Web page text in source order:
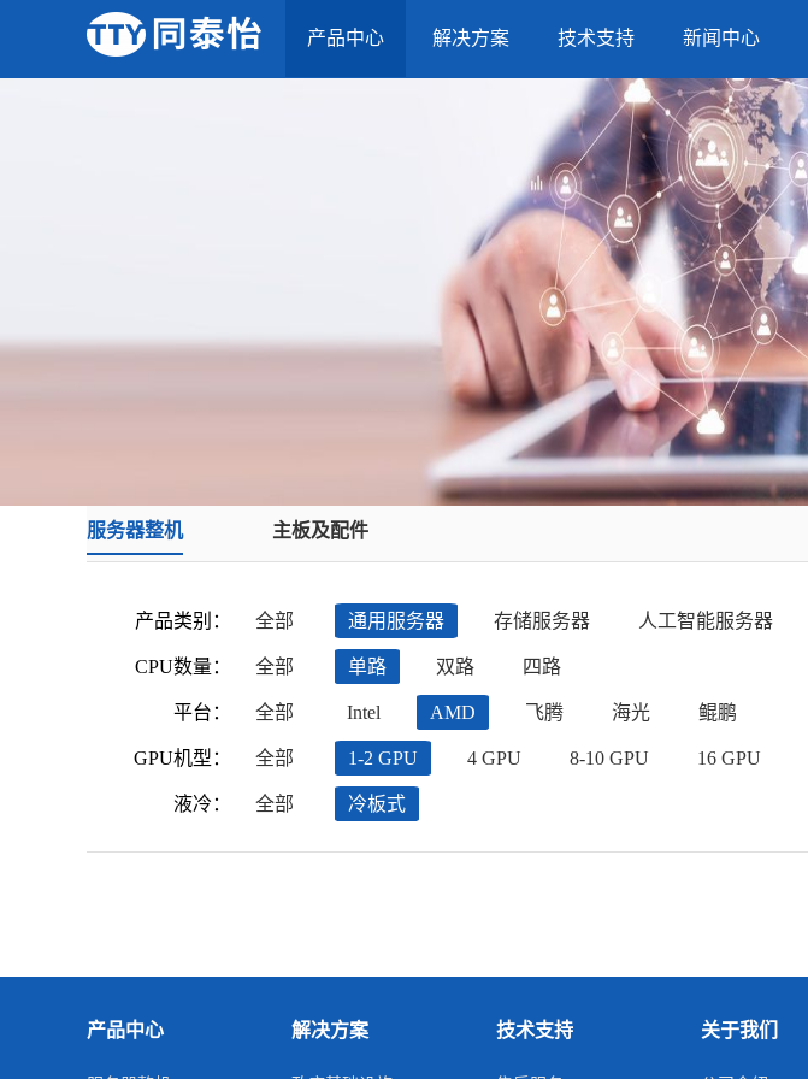
产品中心 解决方案 技术支持 新闻中心
服务器整机 主板及配件
产品类别：
CPU数量：
平台：
GPU机型：
液冷：
全部 通用服务器 存储服务器 人工智能服务器
全部 单路 双路 四路
全部 Intel AMD 飞腾 海光 鲲鹏
全部 1-2 GPU 4 GPU 8-10 GPU 16 GPU
全部 冷板式
产品中心 解决方案 技术支持 关于我们